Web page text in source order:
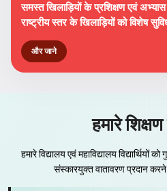
समस्त खिलाड़ियों के प्रशिक्षण एवं
राष्ट्रीय स्तर के खिलाड़ियों को विशेष
और जाने
हमारे
हमारे विद्यालय एवं महाविद्यालय विद्यार्थियों
संस्कारयुक्त वातावरण प्रदान करने